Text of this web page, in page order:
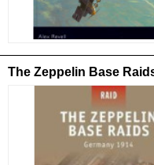
The Zeppelin Base